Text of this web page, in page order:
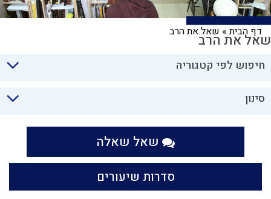
דף הבית» שאל את הרבשאל את הרב
חיפוש לפי קטגוריה
סינון
שאל שאלה
סדרות שיעורים